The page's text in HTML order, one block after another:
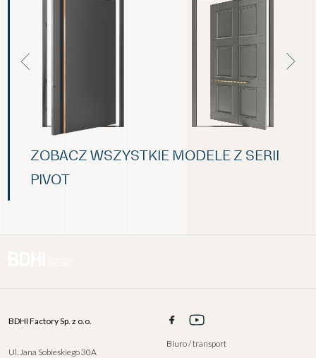
ZOBACZ WSZYSTKIE MODELE Z SERII
PIVOT
BDHI Factory Sp. z o.o.
Ul. Jana Sobieskiego 30A
Biuro / transport